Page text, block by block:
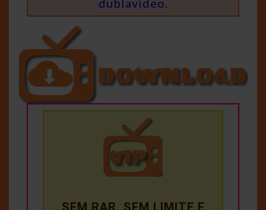
dublavideo.
SEM RAR, SEM LIMITE E